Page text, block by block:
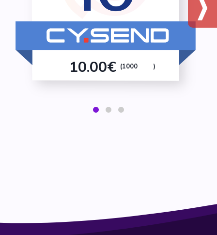
10.00€ (1000 )